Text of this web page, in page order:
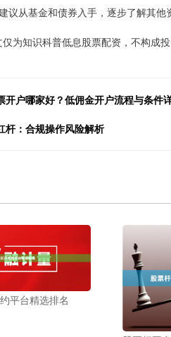
议从基金和债券入手，逐步了解其
为知识科普低息股票配资，不构成
开户哪家好？低佣金开户流程与条件
杆：合规操作风险解析
平台精选排名